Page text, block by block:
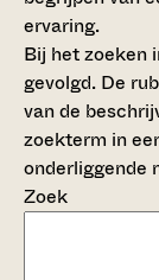
ervaring.
Bij het zoeken
gevolgd. De
van de
zoekterm in
onderliggende
Zoek